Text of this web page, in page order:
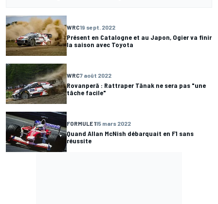
WRC19 sept. 2022
Présent en Catalogne et au Japon, Ogier va finir
la saison avec Toyota
WRC7 août 2022
Rovanperä : Rattraper Tänak ne sera pas "une
tâche facile"
FORMULE 115 mars 2022
Quand Allan McNish débarquait en F1 sans
réussite